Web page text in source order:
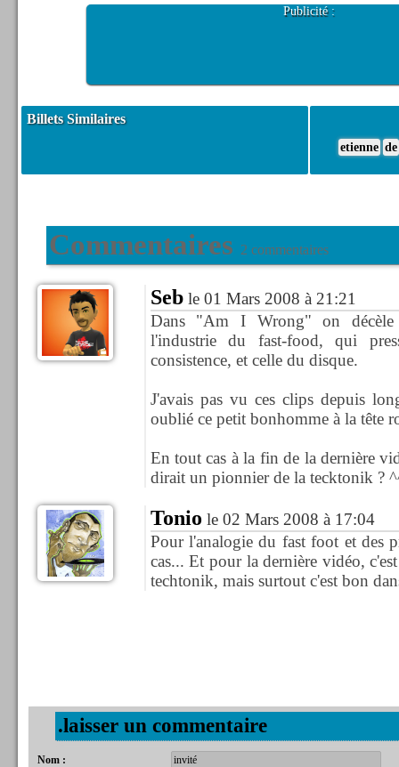
Publicité :
Billets Similaires
etienne de
Commentaires 2 commentaires
Seble 01 Mars 2008 à 21:21
Dans "Am I Wrong" on décèle
l'industrie du fast-food, qui
consistence, et celle du disque.
J'avais pas vu ces clips depuis
oublié ce petit bonhomme à la tête
En tout cas à la fin de la dernière
dirait un pionnier de la tecktonik ?
Tonio le 02 Mars 2008 à 17:04
Pour l'analogie du fast foot et des
cas... Et pour la dernière vidéo,
techtonik, mais surtout c'est bon
.laisser un commentaire
Nom :